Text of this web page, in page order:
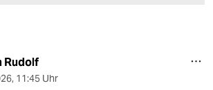
Rudolf
, 11:45 Uhr